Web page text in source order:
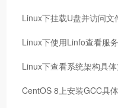
Linux下挂载U盘并访问文
Linux下使用Linfo查看服
Linux下查看系统架构具
CentOS 8上安装GCC具